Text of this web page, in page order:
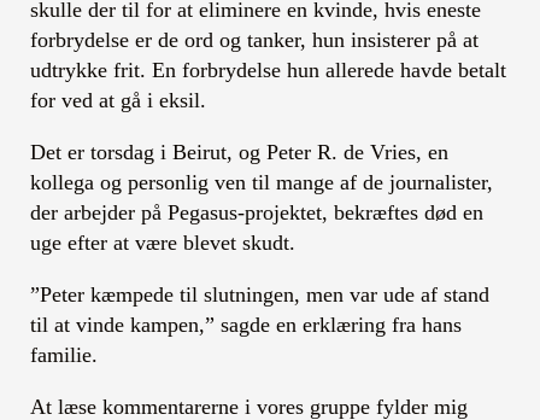
skulle der til for at eliminere en kvinde, hvis eneste
forbrydelse er de ord og tanker, hun insisterer på at
udtrykke frit. En forbrydelse hun allerede havde betalt
for ved at gå i eksil.
Det er torsdag i Beirut, og Peter R. de Vries, en
kollega og personlig ven til mange af de journalister,
der arbejder på Pegasus-projektet, bekræftes død en
uge efter at være blevet skudt.
”Peter kæmpede til slutningen, men var ude af stand
til at vinde kampen,” sagde en erklæring fra hans
familie.
At læse kommentarerne i vores gruppe fylder mig